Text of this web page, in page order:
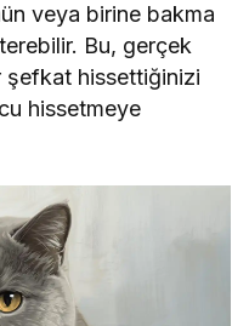
veya birine bakma
Bu, gerçek
şefkat hissettiğinizi
hissetmeye